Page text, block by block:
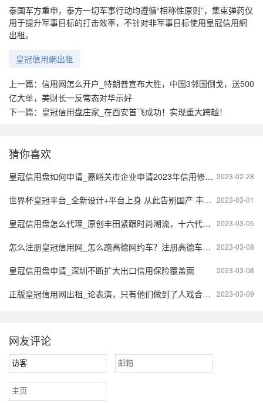
泰国军方重申，泰方一切军事行动均遵循“相称性原则”，集束弹药仅
用于提升军事目标的打击效率，不针对非军事目标使用皇冠信用網
出租。
皇冠信用網出租
上一篇： 信用网怎么开户_特朗普宣布大胜，中国3邻国倒戈，送500
亿大单，美财长一反常态对华示好
下一篇： 皇冠信用盘庄家_在西安首飞成功！实现重大跨越！
猜你喜欢
2023-02-28
皇冠信用盘如何申请_嘉峪关市企业申请2023年信用修复办理方针，如何申请？
2023-03-01
世界杯皇冠平台_​全新设计+平台上身 从此告别国产 丰田皇冠Sedan将于广州车展亮相
2023-03-05
皇冠信用盘怎么代理_原创 ​丰田紧跟时尚潮流，十六代皇冠SportCross上市，能重回市场巅峰吗
2023-03-08
怎么注册皇冠信用网_怎么跑高德网约车？注册高德车主需要什么条件
2023-03-08
皇冠信用盘申请_深圳不断扩大出口信用保险覆盖面
2023-03-09
正版皇冠信用网出租_论表演，只有他们做到了人戏合一，凭借一角色两人闪耀登顶
网友评论